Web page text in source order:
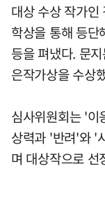
대상 수상 작가
학상을 통해 등
등을 펴냈다. 문
은작가상을 수상
심사위원회는 '
상력과 '반려'와 '
며 대상작으로